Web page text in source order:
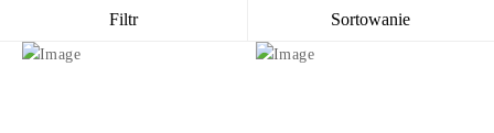
Filtr Sortowanie